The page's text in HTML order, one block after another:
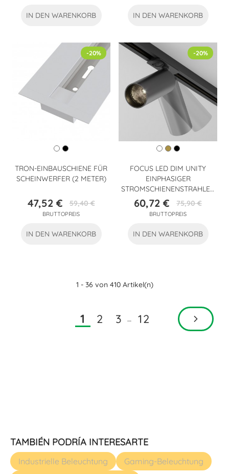
IN DEN WARENKORB IN DEN WARENKORB
TRON-EINBAUSCHIENE FÜR
SCHEINWERFER (2 METER)
Preis
47,52 €Verkaufspreis
59,40 €
BRUTTOPREIS
-20%
IN DEN WARENKORB
FOCUS LED DIM UNITY
EINPHASIGER
STROMSCHIENENSTRAHLER
(12 W)
Preis
60,72 €Verkaufspreis
75,90 €
BRUTTOPREIS
-20%
IN DEN WARENKORB
1 - 36 von 410 Artikel(n)
1 2 3 … 12
TAMBIÉN PODRÍA INTERESARTE
Industrielle Beleuchtung
Gaming-Beleuchtung